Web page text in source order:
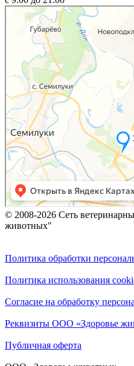
© 2008-2026 Сеть
животных"
Политика обработки
Политика использования
Согласие на обработку
Реквизиты ООО «Здоровье
Публичная оферта